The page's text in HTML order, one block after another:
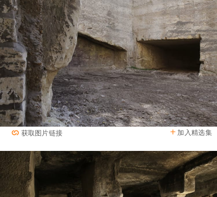
加入精选集
获取图片链接